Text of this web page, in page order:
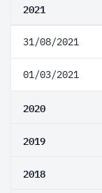
2021
31/08/2021
01/03/2021
2020
2019
2018